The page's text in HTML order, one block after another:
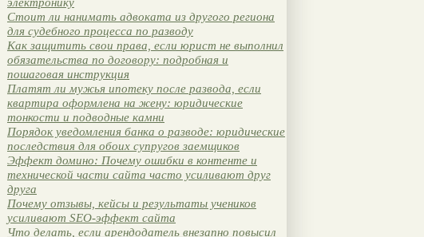
Стоит ли нанимать адвоката из другого региона
для судебного процесса по разводу
Как защитить свои права, если юрист не выполнил
обязательства по договору: подробная и
пошаговая инструкция
Платят ли мужья ипотеку после развода, если
квартира оформлена на жену: юридические
тонкости и подводные камни
Порядок уведомления банка о разводе: юридические
последствия для обоих супругов заемщиков
Эффект домино: Почему ошибки в контенте и
технической части сайта часто усиливают друг
друга
Почему отзывы, кейсы и результаты учеников
усиливают SEO-эффект сайта
Что делать, если арендодатель внезапно повысил